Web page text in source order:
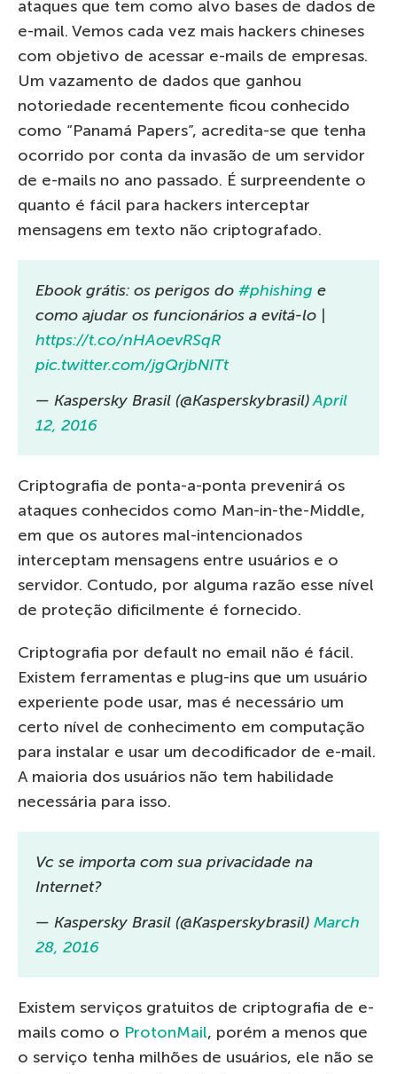
ataques que tem como alvo bases de dados de
e-mail. Vemos cada vez mais hackers chineses
com objetivo de acessar e-mails de empresas.
Um vazamento de dados que ganhou
notoriedade recentemente ficou conhecido
como “Panamá Papers”, acredita-se que tenha
ocorrido por conta da invasão de um servidor
de e-mails no ano passado. É surpreendente o
quanto é fácil para hackers interceptar
mensagens em texto não criptografado.
Ebook grátis: os perigos do #phishing e
como ajudar os funcionários a evitá-lo |
https://t.co/nHAoevRSqR
pic.twitter.com/jgQrjbNITt
— Kaspersky Brasil (@Kasperskybrasil)April
12, 2016
Criptografia de ponta-a-ponta prevenirá os
ataques conhecidos como Man-in-the-Middle,
em que os autores mal-intencionados
interceptam mensagens entre usuários e o
servidor. Contudo, por alguma razão esse nível
de proteção dificilmente é fornecido.
Criptografia por default no email não é fácil.
Existem ferramentas e plug-ins que um usuário
experiente pode usar, mas é necessário um
certo nível de conhecimento em computação
para instalar e usar um decodificador de e-mail.
A maioria dos usuários não tem habilidade
necessária para isso.
Vc se importa com sua privacidade na
Internet?
— Kaspersky Brasil (@Kasperskybrasil) March
28, 2016
Existem serviços gratuitos de criptografia de e-
mails como o ProtonMail, porém a menos que
o serviço tenha milhões de usuários, ele não se